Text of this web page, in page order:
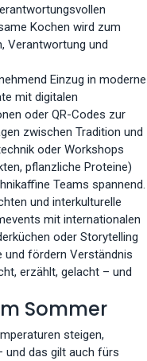
Kochen wird zum
Verantwortung und
Einzug in moderne
mit digitalen
oder QR-Codes zur
zwischen Tradition und
oder Workshops
pflanzliche Proteine)
Teams spannend.
und interkulturelle
mit internationalen
oder Storytelling
fördern Verständnis
erzählt, gelacht – und
Sommer
steigen,
und das gilt auch fürs